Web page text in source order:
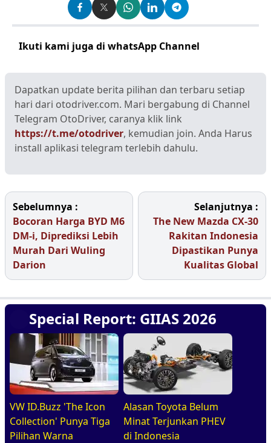
Ikuti kami juga di whatsApp Channel
Dapatkan update berita pilihan dan terbaru setiap
hari dari otodriver.com. Mari bergabung di Channel
Telegram OtoDriver, caranya klik link
https://t.me/otodriver, kemudian join. Anda Harus
install aplikasi telegram terlebih dahulu.
Sebelumnya :
Bocoran Harga BYD M6
DM-i, Diprediksi Lebih
Murah Dari Wuling
Darion
Selanjutnya :
The New Mazda CX-30
Rakitan Indonesia
Dipastikan Punya
Kualitas Global
Special Report: GIIAS 2026
VW ID.Buzz 'The Icon
Collection' Punya Tiga
Pilihan Warna
Alasan Toyota Belum
Minat Terjunkan PHEV
di Indonesia